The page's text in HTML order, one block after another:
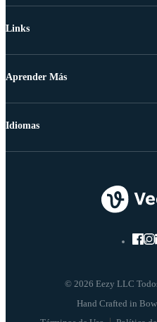
Links
Aprender Más
© 2026 Eezy LLC
Idiomas